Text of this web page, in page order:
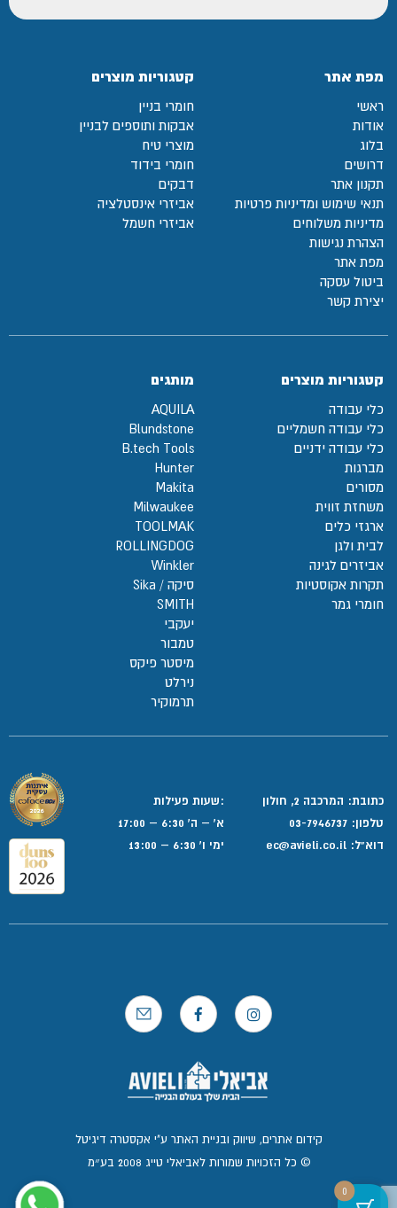
מפת אתר
ראשי
אודות
בלוג
דרושים
תקנון אתר
תנאי שימוש ומדיניות פרטיות
מדיניות משלוחים
הצהרת נגישות
מפת אתר
ביטול עסקה
יצירת קשר
קטגוריות מוצרים
חומרי בניין
אבקות ותוספים לבניין
מוצרי טיח
חומרי בידוד
דבקים
אביזרי אינסטלציה
אביזרי חשמל
קטגוריות מוצרים
כלי עבודה
כלי עבודה חשמליים
כלי עבודה ידניים
מברגות
מסורים
משחזת זווית
ארגזי כלים
לבית ולגן
אביזרים לגינה
תקרות אקוסטיות
חומרי גמר
מותגים
AQUILA
Blundstone
B.tech Tools
Hunter
Makita
Milwaukee
TOOLMAK
ROLLINGDOG
Winkler
סיקה / Sika
SMITH
יעקבי
טמבור
מיסטר פיקס
נירלט
תרמוקיר
כתובת: המרכבה 2, חולון
טלפון: 03-7946737
דוא”ל:
:שעות פעילות
א' – ה' 6:30 – 17:00
ימי ו' 6:30 – 13:00
© כל הזכויות שמורות לאביאלי טייג 2008 בע״מ
קידום אתרים, שיווק ובניית האתר ע"י אקסטרה דיגיטל
0